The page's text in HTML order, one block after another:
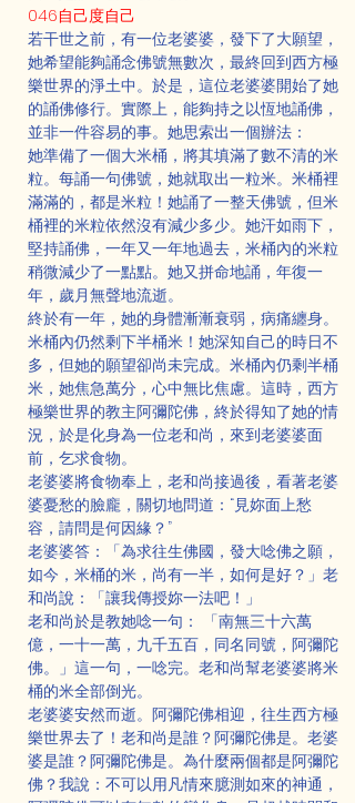
046自己度自己
若干世之前，有一位老婆婆，發下了大願望，
她希望能夠誦念佛號無數次，最終回到西方極
樂世界的淨土中。於是，這位老婆婆開始了她
的誦佛修行。實際上，能夠持之以恆地誦佛，
並非一件容易的事。她思索出一個辦法：
她準備了一個大米桶，將其填滿了數不清的米
粒。每誦一句佛號，她就取出一粒米。米桶裡
滿滿的，都是米粒！她誦了一整天佛號，但米
桶裡的米粒依然沒有減少多少。她汗如雨下，
堅持誦佛，一年又一年地過去，米桶內的米粒
稍微減少了一點點。她又拼命地誦，年復一
年，歲月無聲地流逝。
終於有一年，她的身體漸漸衰弱，病痛纏身。
米桶內仍然剩下半桶米！她深知自己的時日不
多，但她的願望卻尚未完成。米桶內仍剩半桶
米，她焦急萬分，心中無比焦慮。這時，西方
極樂世界的教主阿彌陀佛，終於得知了她的情
況，於是化身為一位老和尚，來到老婆婆面
前，乞求食物。
老婆婆將食物奉上，老和尚接過後，看著老婆
婆憂愁的臉龐，關切地問道：“見妳面上愁
容，請問是何因緣？”
老婆婆答：「為求往生佛國，發大唸佛之願，
如今，米桶的米，尚有一半，如何是好？」老
和尚說：「讓我傳授妳一法吧！」
老和尚於是教她唸一句： 「南無三十六萬
億，一十一萬，九千五百，同名同號，阿彌陀
佛。」這一句，一唸完。老和尚幫老婆婆將米
桶的米全部倒光。
老婆婆安然而逝。阿彌陀佛相迎，往生西方極
樂世界去了！老和尚是誰？阿彌陀佛是。老婆
婆是誰？阿彌陀佛是。為什麼兩個都是阿彌陀
佛？我說：不可以用凡情來臆測如來的神通，